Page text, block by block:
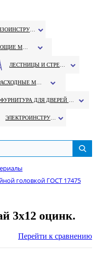
головкой ГОСТ 17475
3х12 оцинк.
Перейти к сравнению